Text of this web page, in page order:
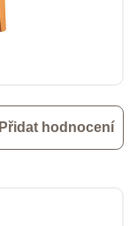
Přidat hodnocení